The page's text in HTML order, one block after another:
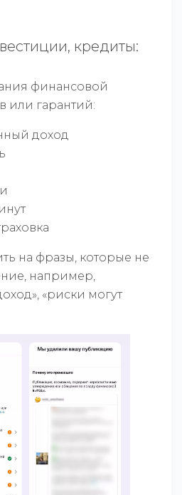
кредиты:
финансовой
или гарантий:
доход
на фразы, которые не
например,
«риски могут